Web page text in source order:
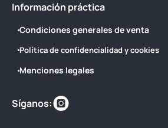
Información práctica
Condiciones generales de venta
Política de confidencialidad y cookies
Menciones legales
Síganos: